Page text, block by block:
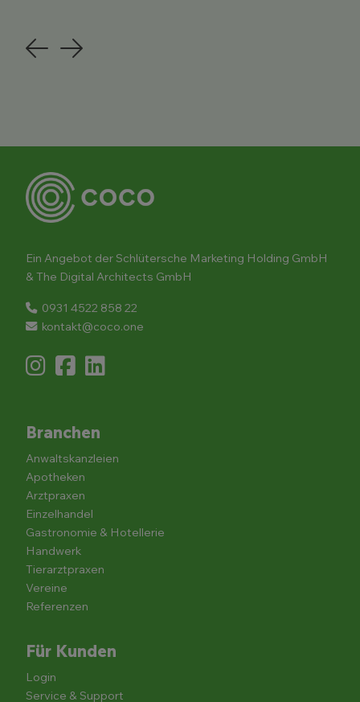
Previous
Next
Ein Angebot der Schlütersche Marketing Holding GmbH
& The Digital Architects GmbH
0931 4522 858 22
kontakt@coco.one
Branchen
Anwaltskanzleien
Apotheken
Arztpraxen
Einzelhandel
Gastronomie & Hotellerie
Handwerk
Tierarztpraxen
Vereine
Referenzen
Für Kunden
Login
Service & Support